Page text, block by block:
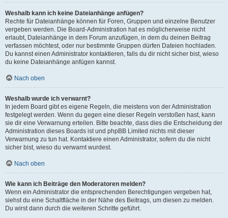
Weshalb kann ich keine Dateianhänge anfügen?
Rechte für Dateianhänge können für Foren, Gruppen und einzelne Benutzer
vergeben werden. Die Board-Administration hat es möglicherweise nicht
erlaubt, Dateianhänge in dem Forum anzufügen, in dem du deinen Beitrag
verfassen möchtest, oder nur bestimmte Gruppen dürfen Dateien hochladen.
Du kannst einen Administrator kontaktieren, falls du dir nicht sicher bist, wieso
du keine Dateianhänge anfügen kannst.
Nach oben
Weshalb wurde ich verwarnt?
In jedem Board gibt es eigene Regeln, die meistens von der Administration
festgelegt werden. Wenn du gegen eine dieser Regeln verstoßen hast, kann
sie dir eine Verwarnung erteilen. Bitte beachte, dass dies die Entscheidung der
Administration dieses Boards ist und phpBB Limited nichts mit dieser
Verwarnung zu tun hat. Kontaktiere einen Administrator, sofern du die nicht
sicher bist, wieso du verwarnt wurdest.
Nach oben
Wie kann ich Beiträge den Moderatoren melden?
Wenn ein Administrator die entsprechenden Berechtigungen vergeben hat,
siehst du eine Schaltfläche in der Nähe des Beitrags, um diesen zu melden.
Du wirst dann durch die weiteren Schritte geführt.